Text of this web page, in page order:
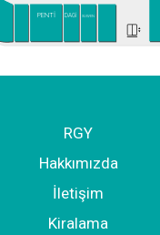
DAGİ
PENTİ SUWEN
RGY
Hakkımızda
İletişim
Kiralama